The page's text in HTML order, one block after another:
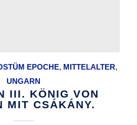
EPOCHE, MITTELALTER,
UNGARN
III. KÖNIG VON
MIT CSÁKÁNY.